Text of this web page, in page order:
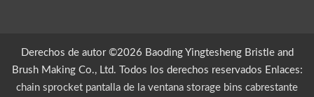
Derechos de autor ©2026 Baoding Yingtesheng Bristle and
Brush Making Co., Ltd. Todos los derechos reservados Enlaces:
chain sprocket pantalla de la ventana storage bins cabrestante